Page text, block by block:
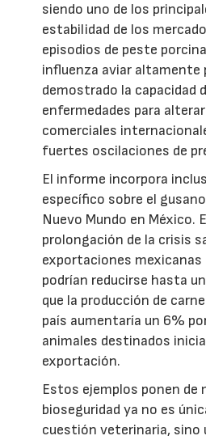
siendo uno de los
estabilidad de los
episodios de peste
influenza aviar altamente
demostrado la capacidad
enfermedades para
comerciales
fuertes oscilaciones de
El informe incorpora
específico sobre el
Nuevo Mundo en México.
prolongación de la crisis
exportaciones mexicanas
podrían reducirse hasta
que la producción de
país aumentaría un 6%
animales destinados
exportación.
Estos ejemplos ponen de
bioseguridad ya no es
cuestión veterinaria, sino